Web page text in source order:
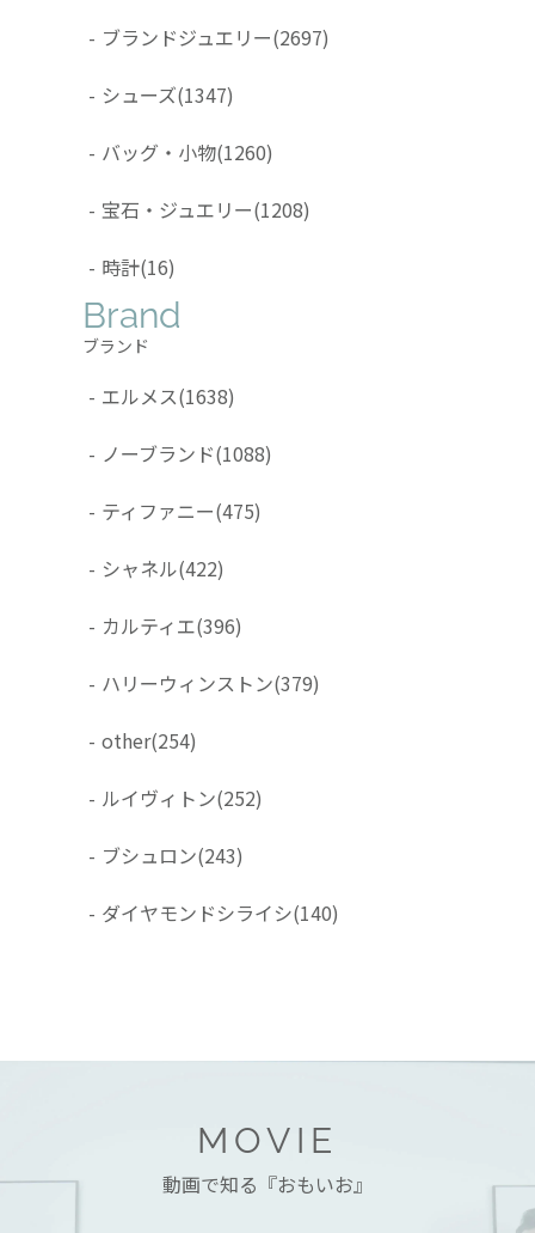
- ブランドジュエリー(2697)
- シューズ(1347)
- バッグ・小物(1260)
- 宝石・ジュエリー(1208)
- 時計(16)
Brand
ブランド
- エルメス(1638)
- ノーブランド(1088)
- ティファニー(475)
- シャネル(422)
- カルティエ(396)
- ハリーウィンストン(379)
- other(254)
- ルイヴィトン(252)
- ブシュロン(243)
- ダイヤモンドシライシ(140)
MOVIE
動画で知る『おもいお』